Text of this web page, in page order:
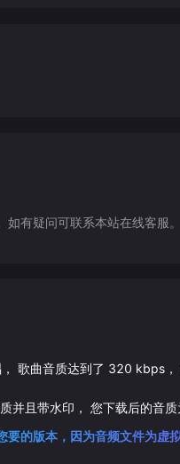
如有疑问可联系本站在线客
歌曲音质达到了 320 kbps，
并且带水印， 您下载后的音质
的版本，因为音频文件为虚